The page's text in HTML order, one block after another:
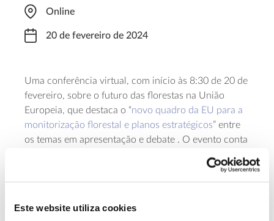
Este website utiliza cookies
Online
20 de fevereiro de 2024
Uma conferência virtual, com início às 8:30 de 20 de
fevereiro, sobre o futuro das florestas na União
Europeia, que destaca o “novo quadro da EU para a
monitorização florestal e planos estratégicos” entre
os temas em apresentação e debate . O evento conta
incluindo Comissão Europeia, Parlamento Europeu e
ProgramaCopernicus. Para acompanhar, é necessária